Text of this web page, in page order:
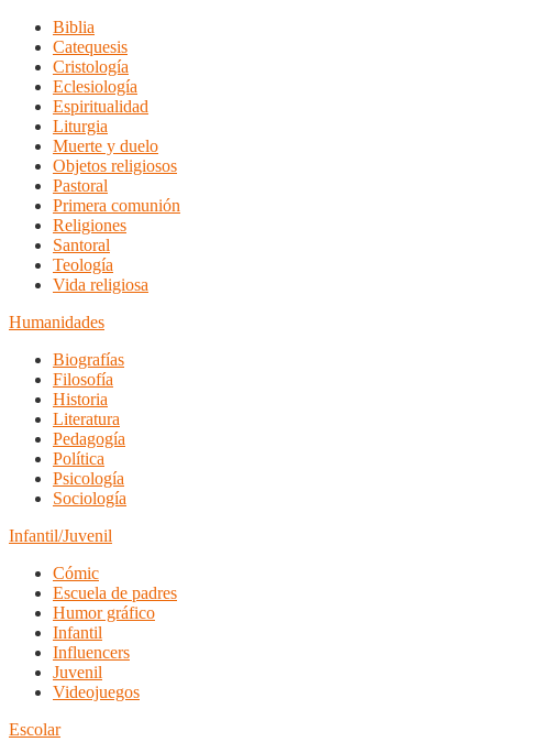
Biblia
Catequesis
Cristología
Eclesiología
Espiritualidad
Liturgia
Muerte y duelo
Objetos religiosos
Pastoral
Primera comunión
Religiones
Santoral
Teología
Vida religiosa
Humanidades
Biografías
Filosofía
Historia
Literatura
Pedagogía
Política
Psicología
Sociología
Infantil/Juvenil
Cómic
Escuela de padres
Humor gráfico
Infantil
Influencers
Juvenil
Videojuegos
Escolar